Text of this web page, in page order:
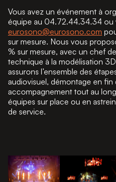
Vous avez un événement à
équipe au 04.72.44.34.34 ou
eurosono@eurosono.com
sur mesure. Nous vous
% sur mesure, avec un chef
technique à la modélisation
assurons l’ensemble des
audiovisuel, démontage en
accompagnement tout au
équipes sur place ou en
de service.